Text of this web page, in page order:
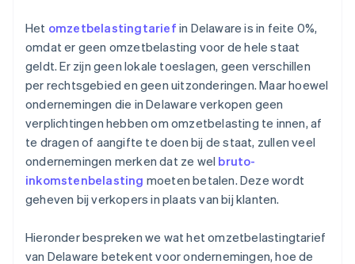
Het omzetbelastingtarief in Delaware is in feite 0%,
omdat er geen omzetbelasting voor de hele staat
geldt. Er zijn geen lokale toeslagen, geen verschillen
per rechtsgebied en geen uitzonderingen. Maar hoewel
ondernemingen die in Delaware verkopen geen
verplichtingen hebben om omzetbelasting te innen, af
te dragen of aangifte te doen bij de staat, zullen veel
ondernemingen merken dat ze wel bruto-
inkomstenbelasting moeten betalen. Deze wordt
geheven bij verkopers in plaats van bij klanten.
Hieronder bespreken we wat het omzetbelastingtarief
van Delaware betekent voor ondernemingen, hoe de